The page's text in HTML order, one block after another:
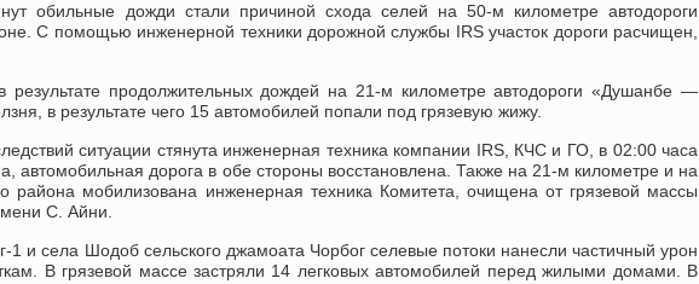
обильные дожди стали причиной схода селей на 50-м километре автодороги
С помощью инженерной техники дорожной службы IRS участок дороги расчищен,
продолжительных дождей на 21-м километре автодороги «Душанбе —
в результате чего 15 автомобилей попали под грязевую жижу.
ситуации стянута инженерная техника компании IRS, КЧС и ГО, в 02:00 часа
автомобильная дорога в обе стороны восстановлена. Также на 21-м километре и на
района мобилизована инженерная техника Комитета, очищена от грязевой массы
С. Айни.
1 и села Шодоб сельского джамоата Чорбог селевые потоки нанесли частичный урон
В грязевой массе застряли 14 легковых автомобилей перед жилыми домами. В